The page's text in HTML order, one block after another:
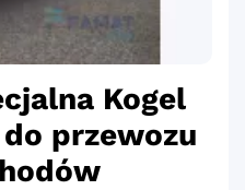
Kogel
przewozu